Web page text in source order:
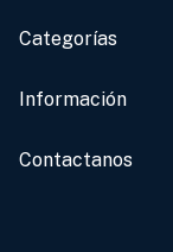
Categorías
Información
Contactanos